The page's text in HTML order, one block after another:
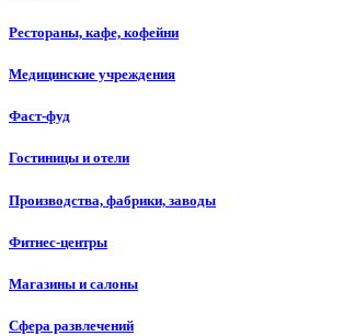
Рестораны, кафе, кофейни
Медицинские учреждения
Фаст-фуд
Гостиницы и отели
Производства, фабрики, заводы
Фитнес-центры
Магазины и салоны
Сфера развлечений